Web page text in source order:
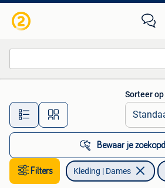
Alle afstanden…
Sorteer op
Bewaar je
Filters Kleding | Dames